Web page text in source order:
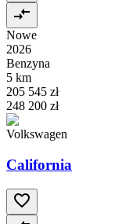
Nowe
2026
Benzyna
5 km
205 545 zł
248 200 zł
Volkswagen
California